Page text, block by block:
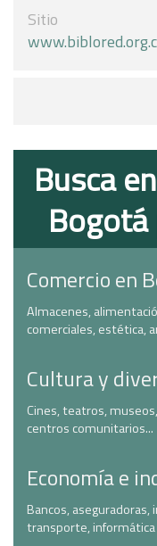
Sitio
Busca
Comercio en
Almacenes,
comerciales, estética,
Cultura y
Cines, teatros,
centros comunitarios...
Economía e
Bancos,
transporte,